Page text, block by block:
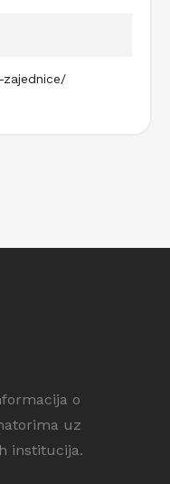
o
uz
institucija.